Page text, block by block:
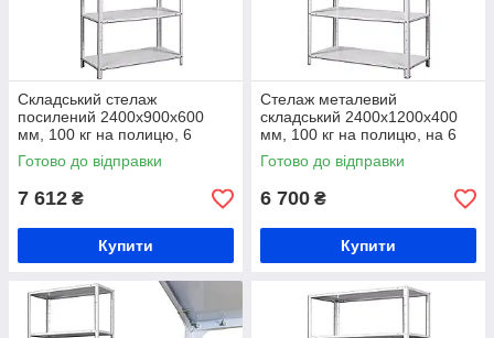
Складський стелаж
посилений 2400х900х600
мм, 100 кг на полицю, 6
полиць, поличковий
металевий стелаж
Готово до відправки
7 612 ₴
Купити
Стелаж металевий
складський 2400х1200х400
мм, 100 кг на полицю, на 6
полиць, архівний стелаж
металевий
Готово до відправки
6 700 ₴
Купити